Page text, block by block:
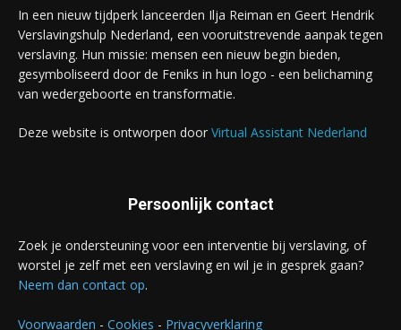
In een nieuw tijdperk lanceerden Ilja Reiman en Geert Hendrik
Verslavingshulp Nederland, een vooruitstrevende aanpak tegen
verslaving. Hun missie: mensen een nieuw begin bieden,
gesymboliseerd door de Feniks in hun logo - een belichaming
van wedergeboorte en transformatie.
Deze website is ontworpen door Virtual Assistant Nederland
Persoonlijk contact
Zoek je ondersteuning voor een interventie bij verslaving, of
worstel je zelf met een verslaving en wil je in gesprek gaan?
Neem dan contact op.
Voorwaarden - Cookies - Privacyverklaring